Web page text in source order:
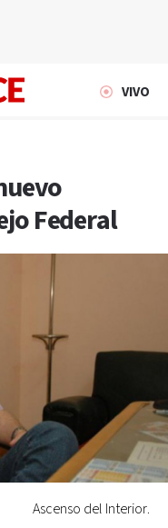
VIVO
Federal
Ascenso del Interior.